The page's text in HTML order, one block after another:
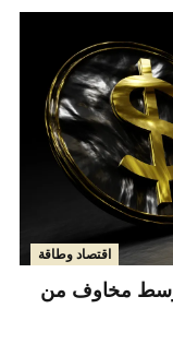
اقتصاد وطاقة
وسط مخاوف من